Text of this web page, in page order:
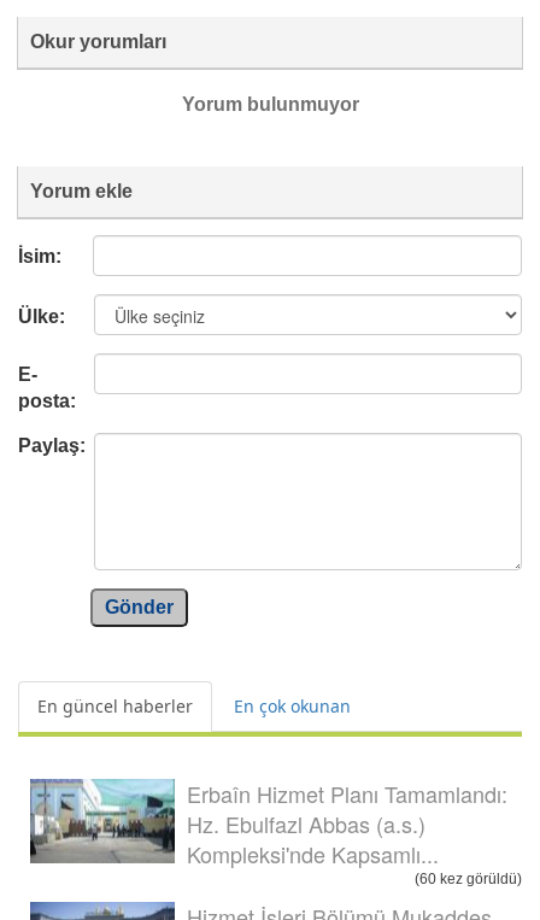
Okur yorumları
Yorum bulunmuyor
Yorum ekle
İsim:
Ülke:
E-
posta:
Paylaş:
Gönder
En güncel haberler En çok okunan
Erbaîn Hizmet Planı Tamamlandı:
Hz. Ebulfazl Abbas (a.s.)
Kompleksi'nde Kapsamlı...
(60 kez görüldü)